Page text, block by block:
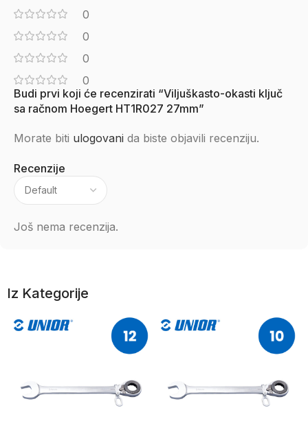
0
0
0
0
Recenzije
Još nema recenzija.
Budi prvi koji će recenzirati “Viljuškasto-okasti ključ
sa račnom Hoegert HT1R027 27mm”
Morate biti ulogovani da biste objavili recenziju.
Iz Kategorije